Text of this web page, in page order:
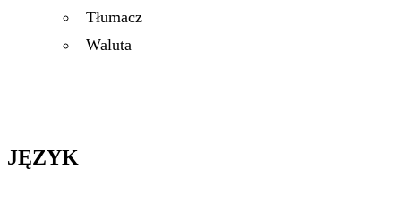
Tłumacz
Waluta
JĘZYK